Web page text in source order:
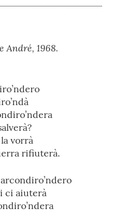
André, 1968.
vorrà
rifiuterà.
ci aiuterà